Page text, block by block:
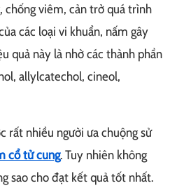
viêm, cản trở quá trình
các loại vi khuẩn, nấm gây
quả này là nhờ các thành phần
allylcatechol, cineol,
rất nhiều người ưa chuộng sử
cổ tử cung. Tuy nhiên không
sao cho đạt kết quả tốt nhất.